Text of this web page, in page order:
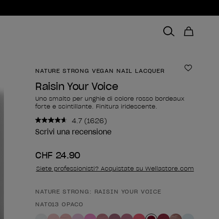
NATURE STRONG VEGAN NAIL LACQUER
Raisin Your Voice
Uno smalto per unghie di colore rosso bordeaux
forte e scintillante. Finitura iridescente.
4.7 Leggi
1626
pagina.
(1626)
Scrivi una recensione
CHF 24.90
Siete professionisti? Acquistate su Wellastore.com
Forma del prodotto
NATURE STRONG: RAISIN YOUR VOICE
NAT013 OPACO